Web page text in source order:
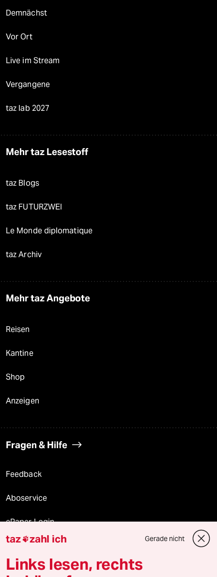
Demnächst
Vor Ort
Live im Stream
Vergangene
taz lab 2027
Mehr taz Lesestoff
taz Blogs
taz FUTURZWEI
Le Monde diplomatique
taz Archiv
Mehr taz Angebote
Reisen
Kantine
Shop
Anzeigen
Fragen & Hilfe
Feedback
Aboservice
ePaper Login
Downloads für Abonnierende
taz zahl ich Gerade nicht
Links lesen, rechts